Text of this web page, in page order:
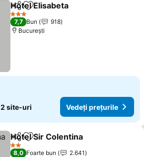
DistribuițiAdăugaţi la favorite
Hotel Elisabeta
3 Stele
7,7 Bun
918
București
2 site-uri Vedeți prețurile
DistribuițiAdăugaţi la favorite
Hotel Sir Colentina
2 Stele
8,0 Foarte bun
2.641